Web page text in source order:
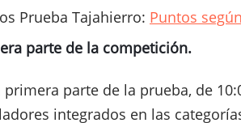
Prueba Tajahierro: Puntos
parte de la competición.
primera parte de la prueba, de
integrados en las